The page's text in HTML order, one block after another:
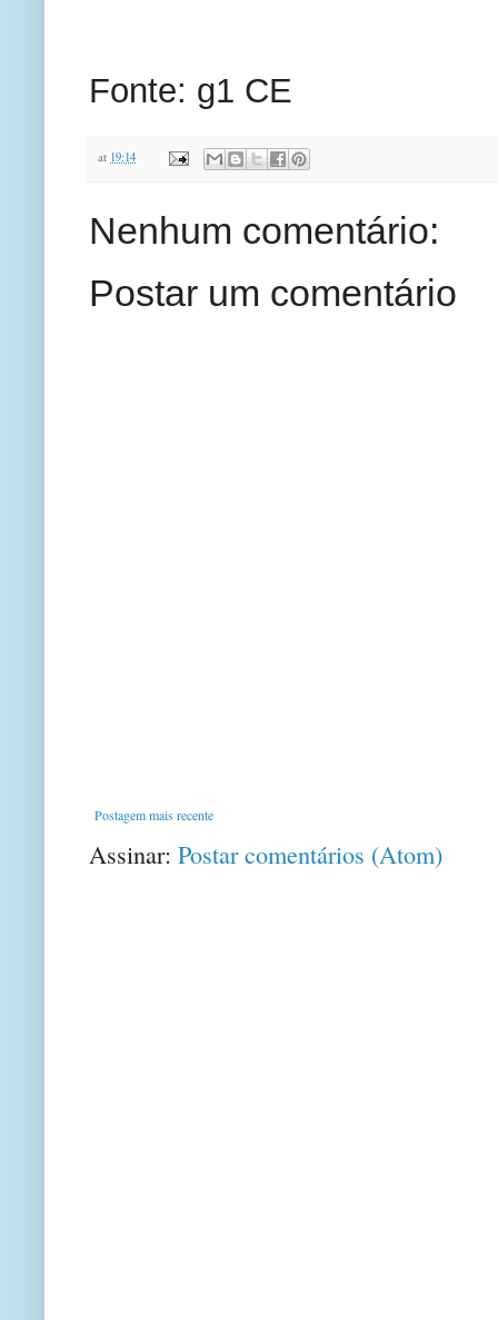
Fonte: g1 CE
at 19:14
Nenhum comentário:
Postar um comentário
Postagem mais recente
Assinar: Postar comentários (Atom)